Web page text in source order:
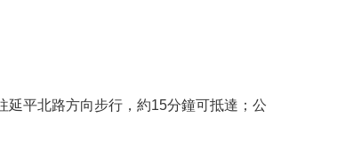
平北路方向步行，約15分鐘可抵達；公